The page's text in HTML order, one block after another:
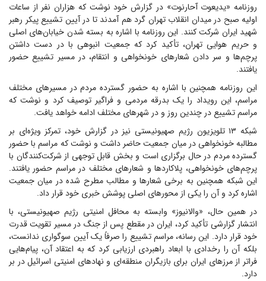
روزنامه «یدیعوت آحارنوت» در گزارش خود نوشت که هزاران نفر از ساعات
اولیه صبح در میدان انقلاب تهران گرد هم آمدند تا در آیین تشییع پیکر رهبر
شهید ایران شرکت کنند. این روزنامه با اشاره به بسته شدن خیابان‌های اصلی
و حریم هوایی تهران، تأکید کرد که جمعیت انبوهی با در دست داشتن
پرچم‌ها و سر دادن شعارهای خونخواهی و انتقام، در مسیر تشییع حضور
یافتند.
این روزنامه همچنین با اشاره به حضور گسترده مردم در مسیرهای مختلف
مراسم، این رویداد را یک بدرقه مردمی و فراگیر توصیف کرد و نوشت که
مراسم تشییع در چندین روز و در شهرهای مختلف ادامه خواهد یافت.
شبکه ۱۳ تلویزیون رژیم صهیونیستی نیز در گزارش خود، تمرکز ویژه‌ای بر
مطالبه خونخواهی در میان جمعیت حاضر داشت و نوشت که مراسم با حضور
گسترده مردم در حال برگزاری است و بخش قابل توجهی از شرکت‌کنندگان با
پرچم‌های خونخواهی، پلاکاردها و شعارهای مختلف در مراسم حضور یافتند.
این شبکه همچنین به برخی شعارها و مطالب مطرح شده در میان جمعیت
اشاره کرد و آن را یکی از محورهای اصلی پوشش خبری خود قرار داد.
در همین حال، «والانیوز» وابسته به محافل امنیتی رژیم صهیونیستی، با
انتشار گزارشی تأکید کرد، ایران در مقطع پس از جنگ در مسیر تقویت قدرت
خود قرار دارد. این رسانه، مراسم تشییع را صرفاً یک آیین سوگواری ندانست،
بلکه آن را رخدادی با ابعاد راهبردی ارزیابی کرد که به اعتقاد آن، پیام‌هایی
فراتر از مرزهای ایران برای بازیگران منطقه‌ای و نهادهای امنیتی اسرائیل در بر
دارد.